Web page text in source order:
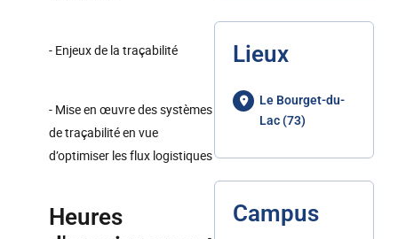
- Enjeux de la traçabilité
- Mise en œuvre des systèmes
de traçabilité en vue
d’optimiser les flux logistiques
Heures
Lieux
Le Bourget-du-
Lac (73)
Campus